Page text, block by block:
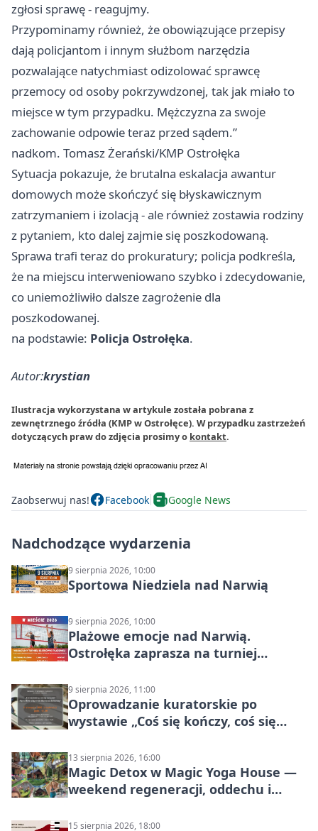
zgłosi sprawę - reagujmy.
Przypominamy również, że obowiązujące przepisy
dają policjantom i innym służbom narzędzia
pozwalające natychmiast odizolować sprawcę
przemocy od osoby pokrzywdzonej, tak jak miało to
miejsce w tym przypadku. Mężczyzna za swoje
zachowanie odpowie teraz przed sądem.”
nadkom. Tomasz Żerański/KMP Ostrołęka
Sytuacja pokazuje, że brutalna eskalacja awantur
domowych może skończyć się błyskawicznym
zatrzymaniem i izolacją - ale również zostawia rodziny
z pytaniem, kto dalej zajmie się poszkodowaną.
Sprawa trafi teraz do prokuratury; policja podkreśla,
że na miejscu interweniowano szybko i zdecydowanie,
co uniemożliwiło dalsze zagrożenie dla
poszkodowanej.
na podstawie: Policja Ostrołęka.
Autor:krystian
Ilustracja wykorzystana w artykule została pobrana z
zewnętrznego źródła (KMP w Ostrołęce). W przypadku zastrzeżeń
dotyczących praw do zdjęcia prosimy o kontakt.
Zaobserwuj nas! Facebook Google News
Nadchodzące wydarzenia
9 sierpnia 2026, 10:00
Sportowa Niedziela nad Narwią
9 sierpnia 2026, 10:00
Plażowe emocje nad Narwią.
Ostrołęka zaprasza na turniej
9 sierpnia 2026, 11:00
Oprowadzanie kuratorskie po
wystawie „Coś się kończy, coś się
Mazowsza do Korony”
13 sierpnia 2026, 16:00
Magic Detox w Magic Yoga House —
weekend regeneracji, oddechu i
15 sierpnia 2026, 18:00